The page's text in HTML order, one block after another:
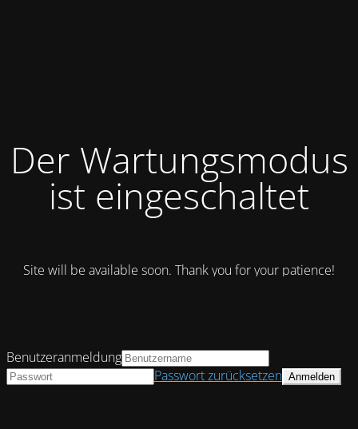
Der Wartungsmodus
ist eingeschaltet
Site will be available soon. Thank you for your patience!
Benutzeranmeldung
Passwort zurücksetzen